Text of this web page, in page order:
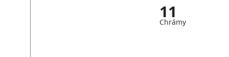
11
Chrámy